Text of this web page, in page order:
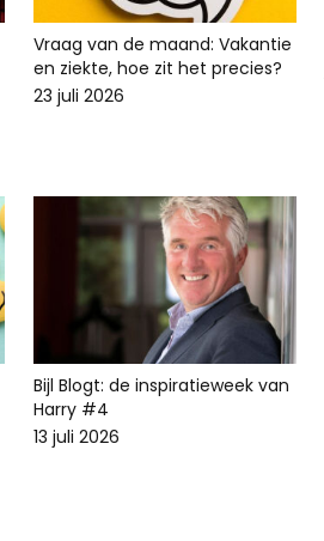
Vraag van de maand: Vakantie
en ziekte, hoe zit het precies?
23 juli 2026
Bijl Blogt: de inspiratieweek van
Harry #4
13 juli 2026